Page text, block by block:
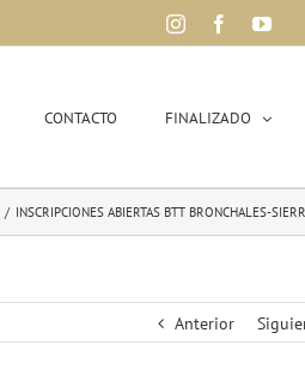
InstagramFacebook
CONTACTO FINALIZADO
/ INSCRIPCIONES ABIERTAS BTT BRONCHALES-
Anterior